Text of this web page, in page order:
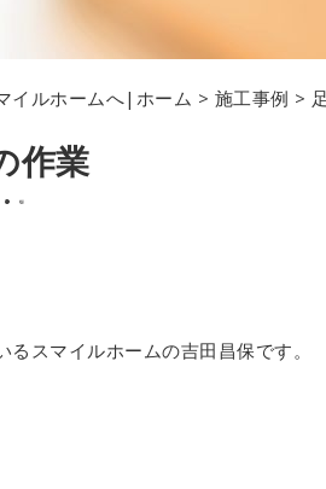
イルホームへ|ホーム > 施工事例 >
作業
スマイルホームの吉田昌保です。